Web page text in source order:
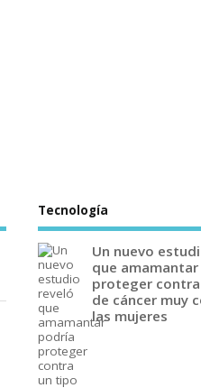
Tecnología
Un nuevo
que
proteger
de cáncer muy
las mujeres